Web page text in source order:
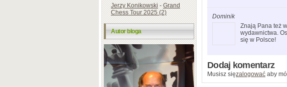
Jerzy Konikowski-Grand
Chess Tour 2025 (2)
Autor bloga
Dominik
Znają Pana też
wydawnictwa.
się w Polsce!
Dodaj komentarz
Musisz sięzalogować aby